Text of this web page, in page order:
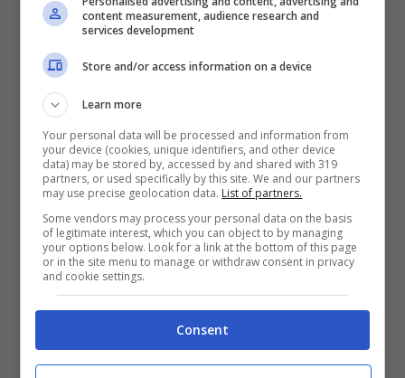
Articoli recentiUn nuovo equilibrio sulla
strada con una nuova idea
di SUV ibrido
Fiat Grande Panda, ci
qualità, sta arrivando
E’ il clone più piccolo ed
economico della Jeep
Renegade ma costa solo
8000 euro: questo Suv
content measurement, audience research and
services development
Store and/or access information on a device
Learn more
Your personal data will be processed and information from
your device (cookies, unique identifiers, and other device
data) may be stored by, accessed by and shared with 319
partners, or used specifically by this site. We and our partners
may use precise geolocation data. List of partners.
Some vendors may process your personal data on the basis
of legitimate interest, which you can object to by managing
your options below. Look for a link at the bottom of this page
or in the site menu to manage or withdraw consent in privacy
and cookie settings.
Consent